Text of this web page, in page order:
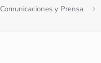
Comunicaciones y Prensa